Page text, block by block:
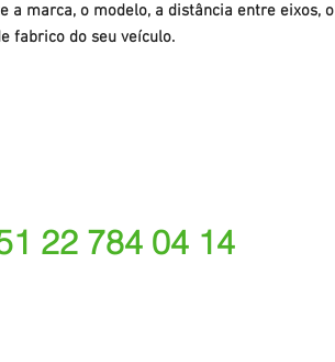
a marca, o modelo, a distância entre eixos, o
fabrico do seu veículo.
22 784 04 14